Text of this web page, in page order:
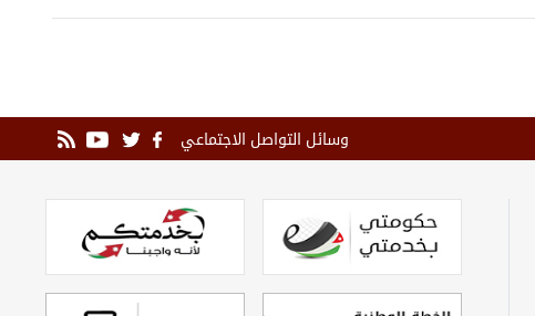
وسائل التواصل الاجتماعي